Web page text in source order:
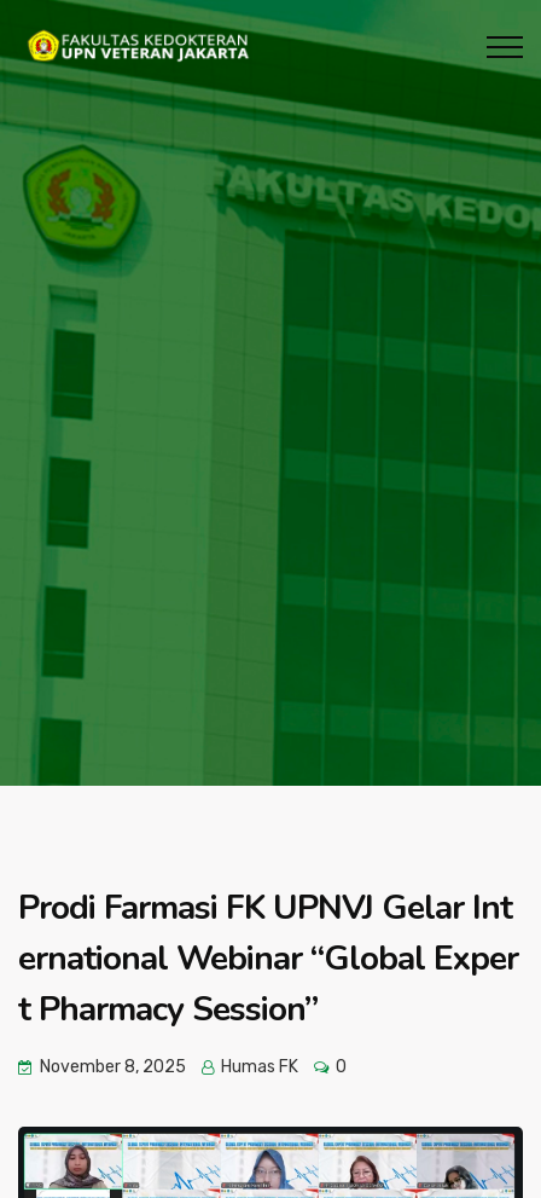
Prodi Farmasi FK UPNVJ Gelar Int
ernational Webinar “Global Exper
t Pharmacy Session”
November 8, 2025 Humas FK 0